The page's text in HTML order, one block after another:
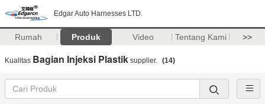
Edgar Auto Harnesses LTD.
Rumah Produk Video Tentang Kami >>
Kualitas Bagian Injeksi Plastik supplier. (14)